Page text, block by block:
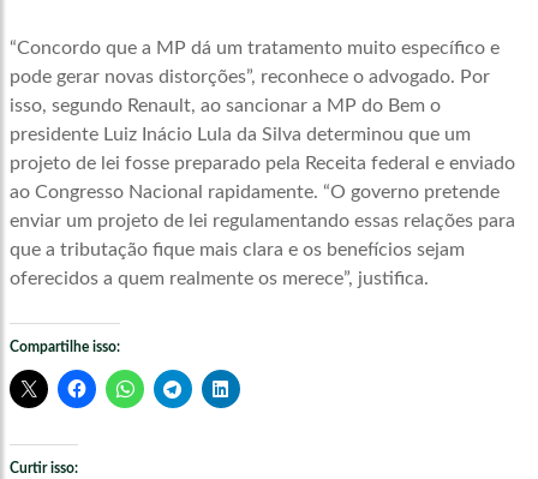
“Concordo que a MP dá um tratamento muito específico e
pode gerar novas distorções”, reconhece o advogado. Por
isso, segundo Renault, ao sancionar a MP do Bem o
presidente Luiz Inácio Lula da Silva determinou que um
projeto de lei fosse preparado pela Receita federal e enviado
ao Congresso Nacional rapidamente. “O governo pretende
enviar um projeto de lei regulamentando essas relações para
que a tributação fique mais clara e os benefícios sejam
oferecidos a quem realmente os merece”, justifica.
Compartilhe isso:
Curtir isso: